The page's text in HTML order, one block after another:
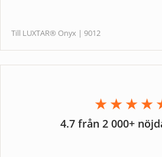
Till LUXTAR® Onyx | 9012
4.7 från 2 000+